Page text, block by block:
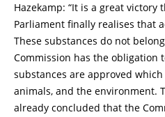
Hazekamp: “It is a great victory
Parliament finally realises that
These substances do not
Commission has the obligation
substances are approved
animals, and the environment.
already concluded that the